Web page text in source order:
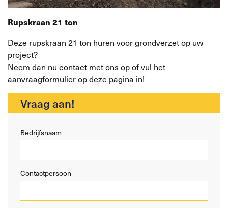
Rupskraan 21 ton
Deze rupskraan 21 ton huren voor grondverzet op uw
project?
Neem dan nu contact met ons op of vul het
aanvraagformulier op deze pagina in!
Vraag aan!
Bedrijfsnaam
Contactpersoon